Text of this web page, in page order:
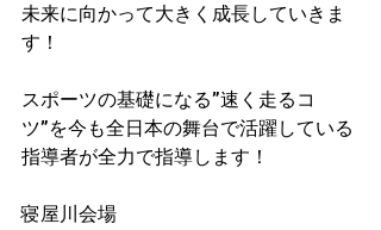
未来に向かって大きく成長していきま
す！
スポーツの基礎になる”速く走るコ
ツ”を今も全日本の舞台で活躍している
指導者が​全力で指導します！
寝屋川会場